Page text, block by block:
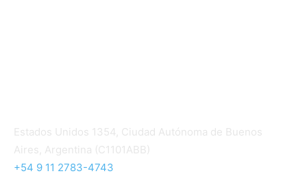
Estados Unidos 1354, Ciudad Autónoma de Buenos
Aires, Argentina (C1101ABB)
+54 9 11 2783-4743